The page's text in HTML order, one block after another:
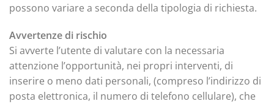
possono variare a seconda della tipologia di richiesta.
Avvertenze di rischio
Si avverte l’utente di valutare con la necessaria
attenzione l’opportunità, nei propri interventi, di
inserire o meno dati personali, (compreso l’indirizzo di
posta elettronica, il numero di telefono cellulare), che